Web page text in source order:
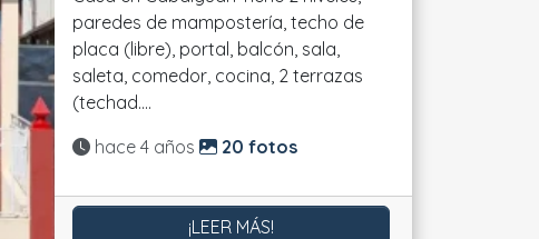
paredes de mampostería, techo de
placa (libre), portal, balcón, sala,
saleta, comedor, cocina, 2 terrazas
(techad....
Actualizado:
hace 4 años 20 fotos
¡LEER MÁS!